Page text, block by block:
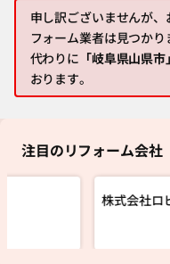
申し訳ございませんが
フォーム業者は見つかり
代わりに 「岐阜県山県市」
おります。
注目のリフォーム会社
株式会社